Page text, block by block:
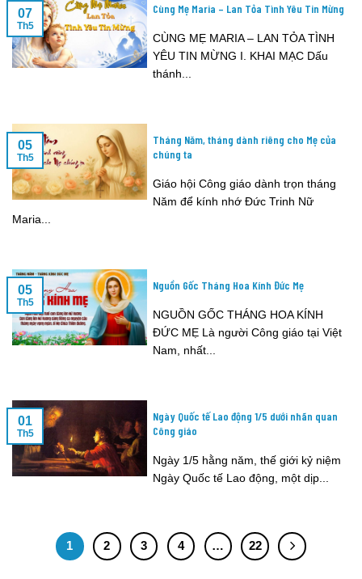
Cùng Mẹ Maria – Lan Tỏa Tình Yêu Tin Mừng
CÙNG MẸ MARIA – LAN TỎA TÌNH
YÊU TIN MỪNG I. KHAI MẠC Dấu
thánh...
07
Th5
Tháng Năm, tháng dành riêng cho Mẹ của
chúng ta
Giáo hội Công giáo dành trọn tháng
Năm để kính nhớ Đức Trinh Nữ
Maria...
05
Th5
Nguồn Gốc Tháng Hoa Kính Đức Mẹ
NGUỒN GỐC THÁNG HOA KÍNH
ĐỨC MẸ Là người Công giáo tại Việt
Nam, nhất...
05
Th5
Ngày Quốc tế Lao động 1/5 dưới nhãn quan
Công giáo
Ngày 1/5 hằng năm, thế giới kỷ niệm
Ngày Quốc tế Lao động, một dịp...
01
Th5
1 2 3 4 … 22